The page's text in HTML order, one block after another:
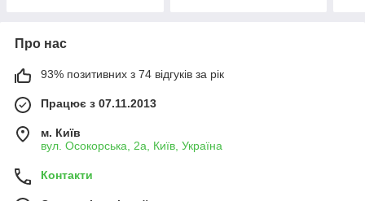
Про нас
93% позитивних з 74 відгуків за рік
Працює з 07.11.2013
м. Київ
вул. Осокорська, 2а, Київ, Україна
Контакти